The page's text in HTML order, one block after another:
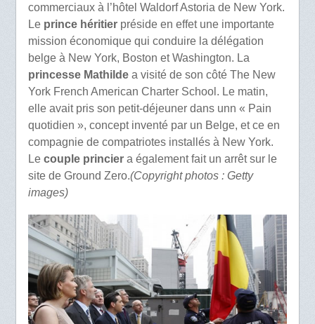
commerciaux à l’hôtel Waldorf Astoria de New York.
Le prince héritier préside en effet une importante
mission économique qui conduire la délégation
belge à New York, Boston et Washington. La
princesse Mathilde a visité de son côté The New
York French American Charter School. Le matin,
elle avait pris son petit-déjeuner dans unn « Pain
quotidien », concept inventé par un Belge, et ce en
compagnie de compatriotes installés à New York.
Le couple princier a également fait un arrêt sur le
site de Ground Zero.(Copyright photos : Getty
images)